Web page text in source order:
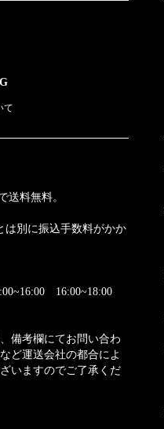
て
送料無料。
は別に振込手数料がかか
16:00~18:00
備考欄にてお問い合わ
ど運送会社の都合によ
いますのでご了承くだ